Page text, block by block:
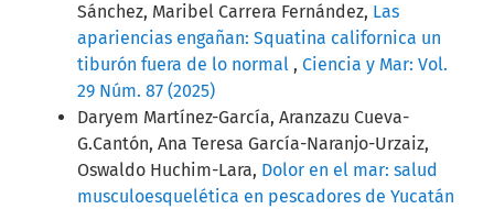
Sánchez, Maribel Carrera Fernández, Las
apariencias engañan: Squatina californica un
tiburón fuera de lo normal , Ciencia y Mar: Vol.
29 Núm. 87 (2025)
Daryem Martínez-García, Aranzazu Cueva-
G.Cantón, Ana Teresa García-Naranjo-Urzaiz,
Oswaldo Huchim-Lara, Dolor en el mar: salud
musculoesquelética en pescadores de Yucatán